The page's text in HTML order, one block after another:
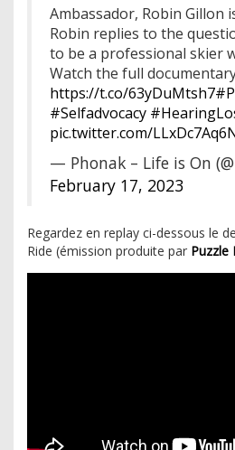
Ambassador, Robin Gillon
Robin replies to the
to be a professional skier
Watch the full
https://t.co/63yDuMtsh7
#Selfadvocacy
pic.twitter.com/
— Phonak – Life is On
February 17, 2023
Regardez en replay ci-dessous le
Ride (émission produite par Puzzle